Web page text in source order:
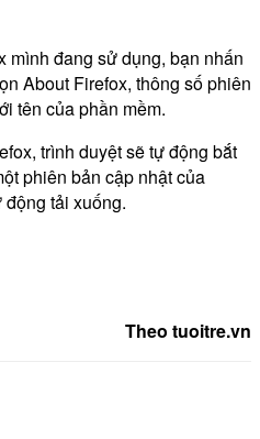
mình đang sử dụng, bạn nhấn
About Firefox, thông số phiên
tên của phần mềm.
trình duyệt sẽ tự động bắt
phiên bản cập nhật của
tải xuống.
Theo tuoitre.vn